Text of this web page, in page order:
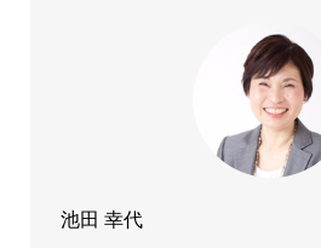
池田 幸代